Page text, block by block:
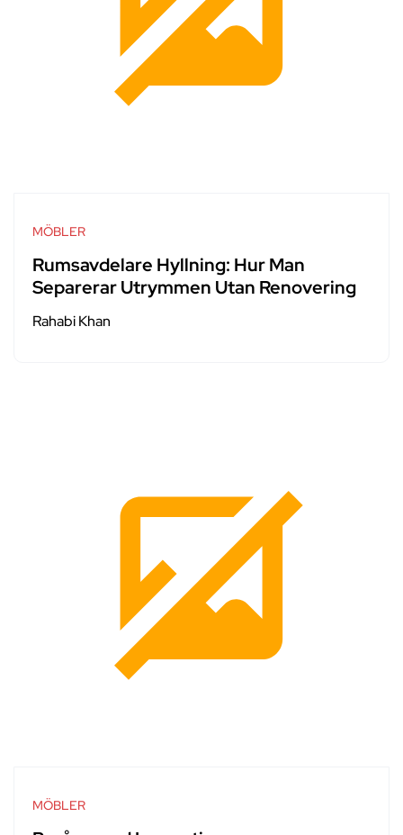
MÖBLER
Rumsavdelare Hyllning: Hur Man
Separerar Utrymmen Utan Renovering
Rahabi Khan
MÖBLER